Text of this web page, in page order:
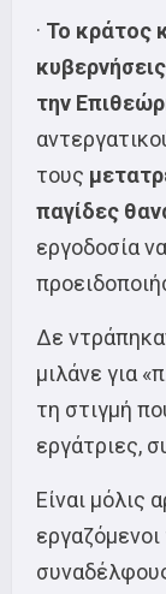
· Το κράτος
κυβερνήσεις
την
τους
παγίδες
εργοδοσία
Δε
μιλάνε για
τη στιγμή
εργάτριες,
Είναι μόλις